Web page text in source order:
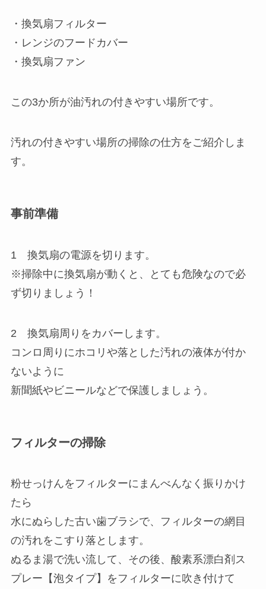
・換気扇フィルター
・レンジのフードカバー
・換気扇ファン
この3か所が油汚れの付きやすい場所です。
汚れの付きやすい場所の掃除の仕方をご紹介しま
す。
事前準備
1 換気扇の電源を切ります。
※掃除中に換気扇が動くと、とても危険なので必
ず切りましょう！
2 換気扇周りをカバーします。
コンロ周りにホコリや落とした汚れの液体が付か
ないように
新聞紙やビニールなどで保護しましょう。
フィルターの掃除
粉せっけんをフィルターにまんべんなく振りかけ
たら
水にぬらした古い歯ブラシで、フィルターの網目
の汚れをこすり落とします。
ぬるま湯で洗い流して、その後、酸素系漂白剤ス
プレー【泡タイプ】をフィルターに吹き付けて